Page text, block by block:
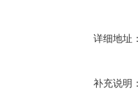
详细地址
补充说明